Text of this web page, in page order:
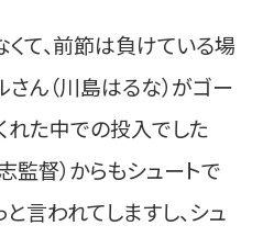
て、前節は負けている場
ん（川島はるな）がゴー
れた中での投入でした
監督）からもシュートで
言われてしますし、シュ